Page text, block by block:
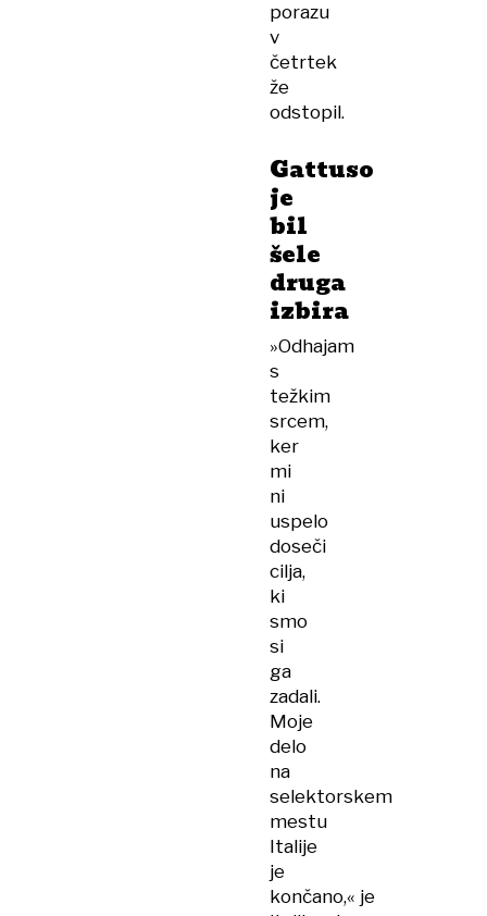
porazu
v
četrtek
že
odstopil.
Gattuso
je
bil
šele
druga
izbira
»Odhajam
s
težkim
srcem,
ker
mi
ni
uspelo
doseči
cilja,
ki
smo
si
ga
zadali.
Moje
delo
na
selektorskem
mestu
Italije
je
končano,« je